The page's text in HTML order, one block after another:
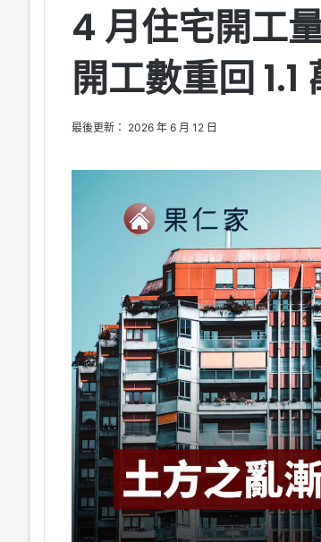
4 月住宅開工
開工數重回 1.1
最後更新： 2026 年 6 月 12 日